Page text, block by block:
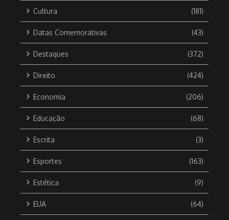
Cultura (181)
Datas Comemorativas (43)
Destaques (372)
Direito (424)
Economia (206)
Educação (68)
Escrita (3)
Esportes (163)
Estética (9)
EUA (64)